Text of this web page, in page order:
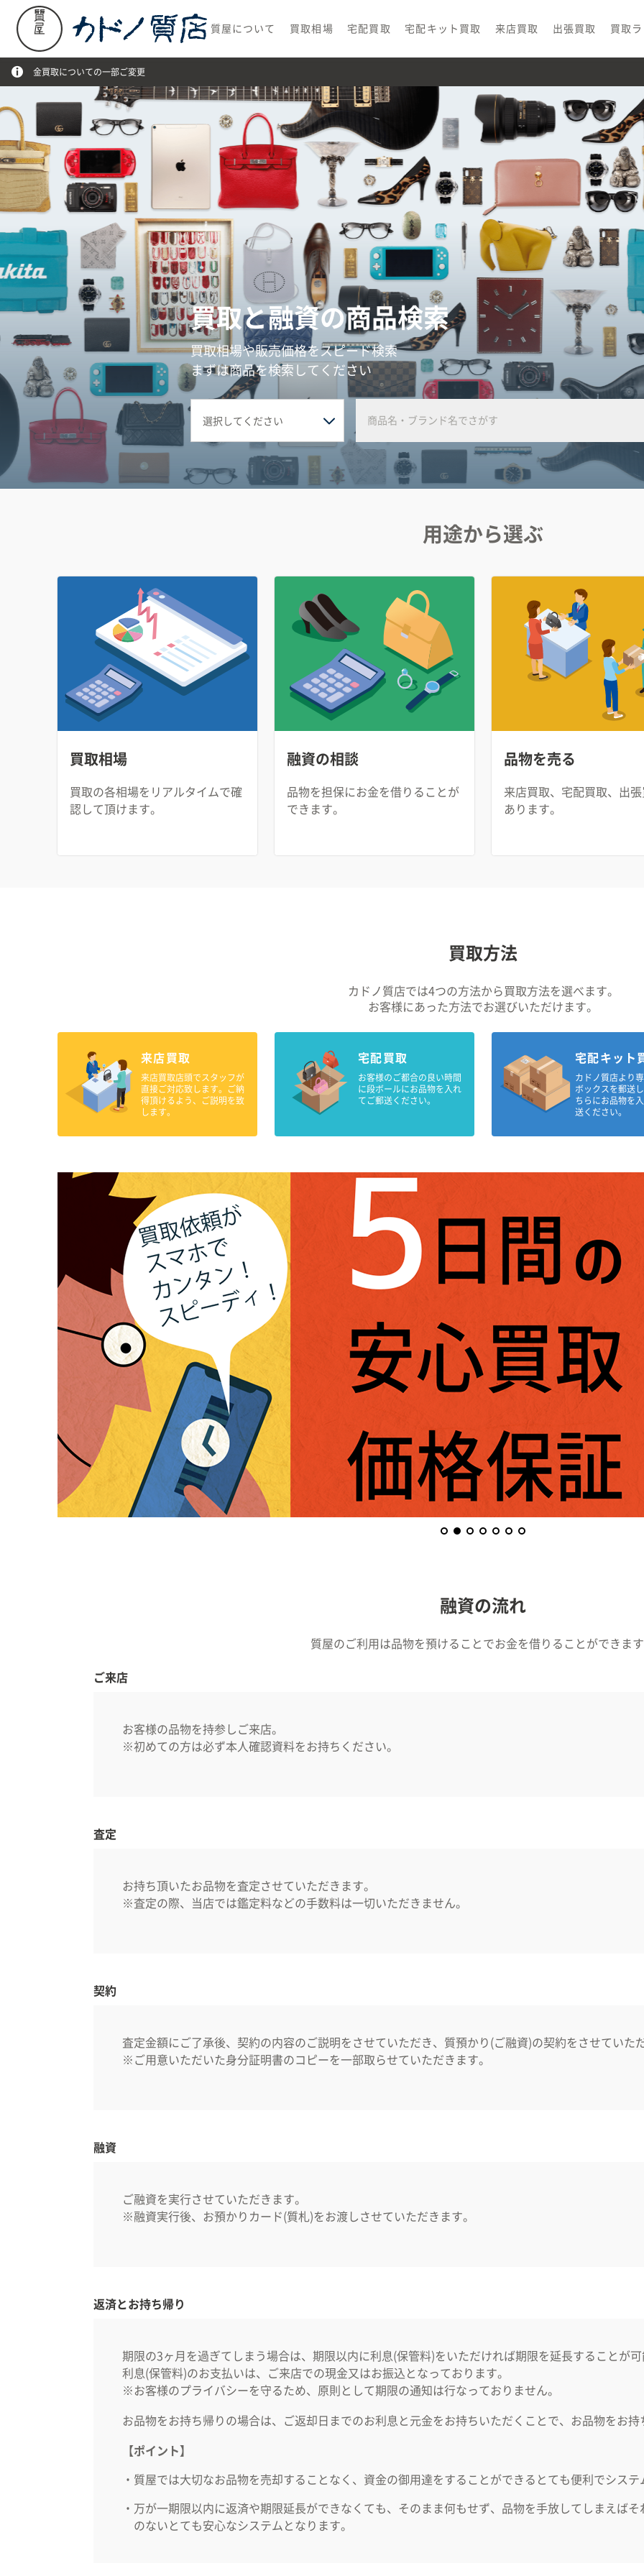
質屋について 買取相場 宅配買取 宅配キット買取 来店買取 出張買取 買取
金買取についての一部ご変更
買取と融資の商品検索
買取相場や販売価格をスピード検索
まずは商品を検索してください
用途から選ぶ
買取相場
買取の各相場をリアルタイムで確
認して頂けます。
融資の相談
品物を担保にお金を借りることが
できます。
品物を売る
来店買取、宅配買取、出
あります。
買取方法
カドノ質店では4つの方法から買取方法を選べます。
お客様にあった方法でお選びいただけます。
来店買取
来店買取店頭でスタッフが
直接ご対応致します。ご納
得頂けるよう、ご説明を致
します。
宅配買取
お客様のご都合の良い時間
に段ボールにお品物を入れ
てご郵送ください。
宅配キット
カドノ質店より
ボックスを郵送
ちらにお品物を
送ください。
融資の流れ
質屋のご利用は品物を預けることでお金を借りることができま
ご来店
お客様の品物を持参しご来店。
※初めての方は必ず本人確認資料をお持ちください。
査定
お持ち頂いたお品物を査定させていただきます。
※査定の際、当店では鑑定料などの手数料は一切いただきません。
契約
査定金額にご了承後、契約の内容のご説明をさせていただき、質預かり(ご融資)の契約をさせていた
※ご用意いただいた身分証明書のコピーを一部取らせていただきます。
融資
ご融資を実行させていただきます。
※融資実行後、お預かりカード(質札)をお渡しさせていただきます。
返済とお持ち帰り
期限の3ヶ月を過ぎてしまう場合は、期限以内に利息(保管料)をいただければ期限を延長することが
利息(保管料)のお支払いは、ご来店での現金又はお振込となっております。
※お客様のプライバシーを守るため、原則として期限の通知は行なっておりません。
お品物をお持ち帰りの場合は、ご返却日までのお利息と元金をお持ちいただくことで、お品物をお
【ポイント】
質屋では大切なお品物を売却することなく、資金の御用達をすることができるとても便利でシステ
万が一期限以内に返済や期限延長ができなくても、そのまま何もせず、品物を手放してしまえば
のないとても安心なシステムとなります。